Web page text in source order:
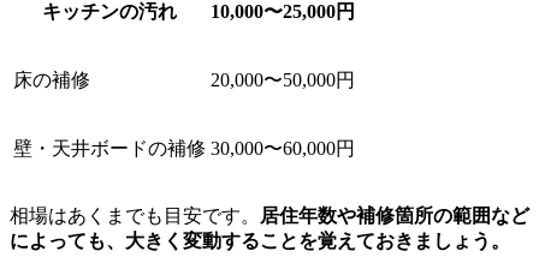
キッチンの汚れ 10,000〜25,000円
床の補修 20,000〜50,000円
壁・天井ボードの補修 30,000〜60,000円
相場はあくまでも目安です。
居住年数や補修箇所の範囲など
によっても、大きく変動することを覚えておきましょう。